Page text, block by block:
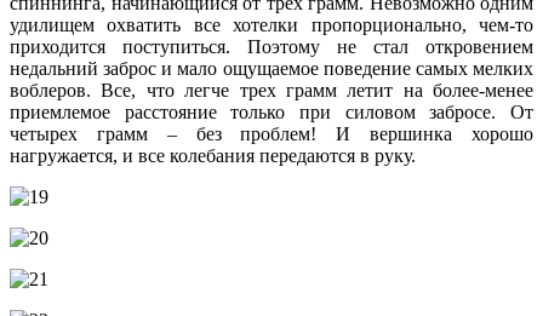
удилищем охватить все хотелки пропорционально, чем-то
приходится поступиться. Поэтому не стал откровением
недальний заброс и мало ощущаемое поведение самых мелких
воблеров. Все, что легче трех грамм летит на более-менее
приемлемое расстояние только при силовом забросе. От
четырех грамм – без проблем! И вершинка хорошо
нагружается, и все колебания передаются в руку.